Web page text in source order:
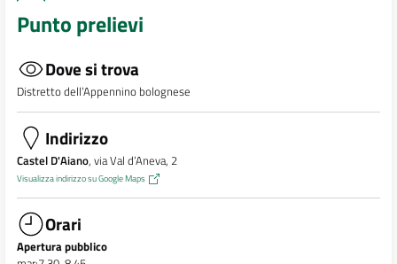
Punto prelievi
Dove si trova
Distretto dell’Appennino bolognese
Indirizzo
Castel D'Aiano, via Val d’Aneva, 2
Visualizza indirizzo su Google Maps
Orari
Apertura pubblico